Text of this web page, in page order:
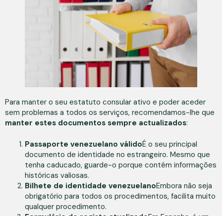
Para manter o seu estatuto consular ativo e poder aceder
sem problemas a todos os serviços, recomendamos-lhe que
manter estes documentos sempre actualizados:
Passaporte venezuelano válidoÉ o seu principal
documento de identidade no estrangeiro. Mesmo que
tenha caducado, guarde-o porque contém informações
históricas valiosas.
Bilhete de identidade venezuelanoEmbora não seja
obrigatório para todos os procedimentos, facilita muito
qualquer procedimento.